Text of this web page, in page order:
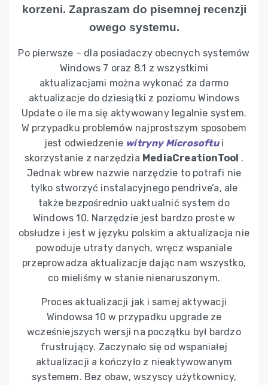
korzeni. Zapraszam do pisemnej recenzji
owego systemu.
Po pierwsze – dla posiadaczy obecnych systemów
Windows 7 oraz 8.1 z wszystkimi
aktualizacjami można wykonać za darmo
aktualizacje do dziesiątki z poziomu Windows
Update o ile ma się aktywowany legalnie system.
W przypadku problemów najprostszym sposobem
jest odwiedzenie witryny Microsoftui
skorzystanie z narzędzia MediaCreationTool .
Jednak wbrew nazwie narzędzie to potrafi nie
tylko stworzyć instalacyjnego pendrive’a, ale
także bezpośrednio uaktualnić system do
Windows 10. Narzędzie jest bardzo proste w
obsłudze i jest w języku polskim a aktualizacja nie
powoduje utraty danych, wręcz wspaniale
przeprowadza aktualizacje dając nam wszystko,
co mieliśmy w stanie nienaruszonym.
Proces aktualizacji jak i samej aktywacji
Windowsa 10 w przypadku upgrade ze
wcześniejszych wersji na początku był bardzo
frustrujący. Zaczynało się od wspaniałej
aktualizacji a kończyło z nieaktywowanym
systemem. Bez obaw, wszyscy użytkownicy,